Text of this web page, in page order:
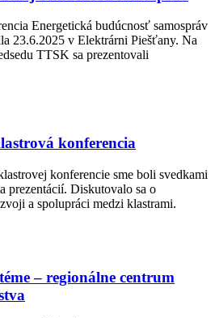
Energetická budúcnosť samospráv
23.6.2025 v Elektrárni Piešťany. Na
TTSK sa prezentovali
konferencia
konferencie sme boli svedkami
prezentácií. Diskutovalo sa o
a spolupráci medzi klastrami.
– regionálne centrum